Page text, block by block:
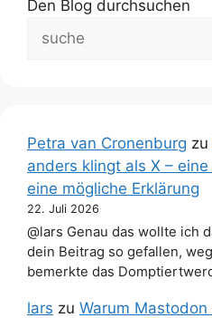
Den Blog durchsuchen
Petra van Cronenburg zu
anders klingt als X –
eine mögliche Erklärung
22. Juli 2026
@lars Genau das wollte ich
dein Beitrag so gefallen,
bemerkte das
lars zu Warum